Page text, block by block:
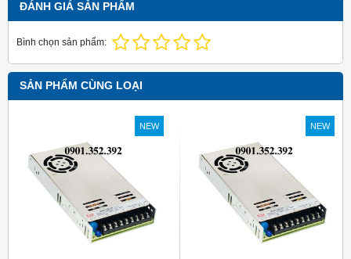
ĐÁNH GIÁ SẢN PHẨM
Bình chọn sản phẩm:
SẢN PHẨM CÙNG LOẠI
NEW NEW